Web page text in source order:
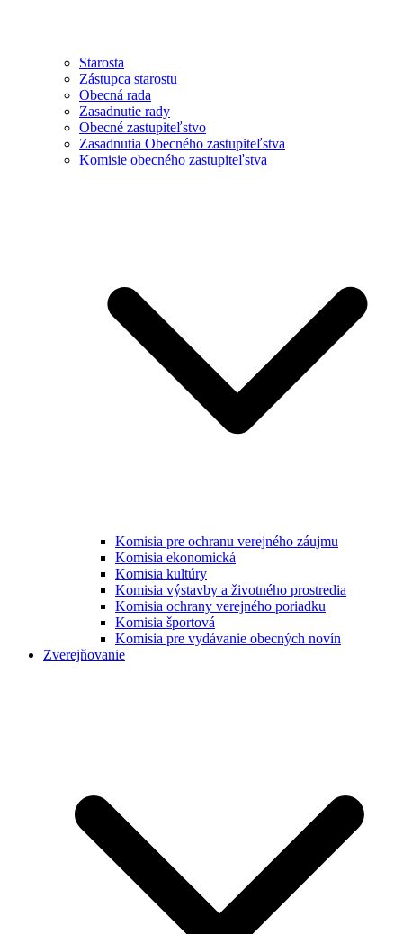
Starosta
Zástupca starostu
Obecná rada
Zasadnutie rady
Obecné zastupiteľstvo
Zasadnutia Obecného zastupiteľstva
Komisie obecného zastupiteľstva
Komisia pre ochranu verejného záujmu
Komisia ekonomická
Komisia kultúry
Komisia výstavby a životného prostredia
Komisia ochrany verejného poriadku
Komisia športová
Komisia pre vydávanie obecných novín
Zverejňovanie